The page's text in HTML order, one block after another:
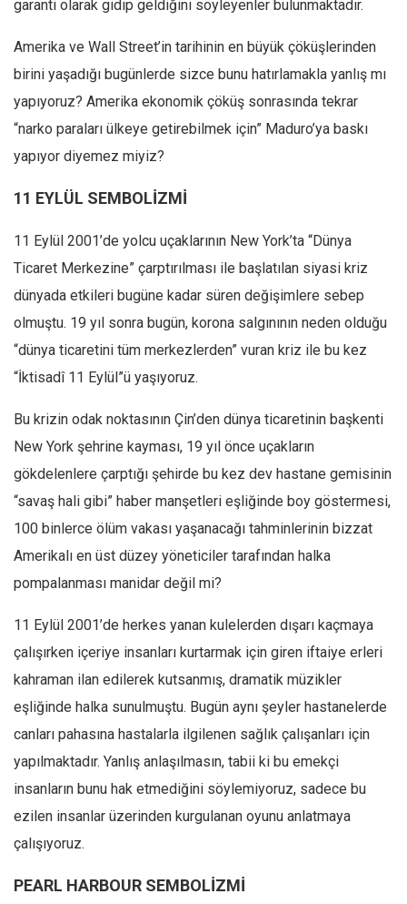
Leyla Şerif Emin
Selçuk Türkyılmaz
Mehmet Ali Tekin
Bağdagül Öz
Esra Elönü
» Yazar arşivi
Bu Sayı
Tüm Sayılar
Kitap
Karisi kitap sualleri
7 soruda bu hafta
Ekonomi
Spor
Sağlık
Gıda-Beslenme
Hayat
Türkiye
Siyaset
Dünya
Avrupa
Afrika
garanti olarak gidip geldiğini söyleyenler bulunmaktadır.
Amerika ve Wall Street’in tarihinin en büyük çöküşlerinden
birini yaşadığı bugünlerde sizce bunu hatırlamakla yanlış mı
yapıyoruz? Amerika ekonomik çöküş sonrasında tekrar
“narko paraları ülkeye getirebilmek için” Maduro’ya baskı
yapıyor diyemez miyiz?
11 EYLÜL SEMBOLİZMİ
11 Eylül 2001’de yolcu uçaklarının New York’ta “Dünya
Ticaret Merkezine” çarptırılması ile başlatılan siyasi kriz
dünyada etkileri bugüne kadar süren değişimlere sebep
olmuştu. 19 yıl sonra bugün, korona salgınının neden olduğu
“dünya ticaretini tüm merkezlerden” vuran kriz ile bu kez
“İktisadî 11 Eylül”ü yaşıyoruz.
Bu krizin odak noktasının Çin’den dünya ticaretinin başkenti
New York şehrine kayması, 19 yıl önce uçakların
gökdelenlere çarptığı şehirde bu kez dev hastane gemisinin
“savaş hali gibi” haber manşetleri eşliğinde boy göstermesi,
100 binlerce ölüm vakası yaşanacağı tahminlerinin bizzat
Amerikalı en üst düzey yöneticiler tarafından halka
pompalanması manidar değil mi?
11 Eylül 2001’de herkes yanan kulelerden dışarı kaçmaya
çalışırken içeriye insanları kurtarmak için giren iftaiye erleri
kahraman ilan edilerek kutsanmış, dramatik müzikler
eşliğinde halka sunulmuştu. Bugün aynı şeyler hastanelerde
canları pahasına hastalarla ilgilenen sağlık çalışanları için
yapılmaktadır. Yanlış anlaşılmasın, tabii ki bu emekçi
insanların bunu hak etmediğini söylemiyoruz, sadece bu
ezilen insanlar üzerinden kurgulanan oyunu anlatmaya
çalışıyoruz.
PEARL HARBOUR SEMBOLİZMİ